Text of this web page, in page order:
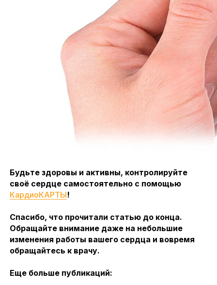
Будьте здоровы и активны, контролируйте
своё сердце самостоятельно с помощью
КардиоКАРТЫ!
Спасибо, что прочитали статью до конца.
Обращайте внимание даже на небольшие
изменения работы вашего сердца и вовремя
обращайтесь к врачу.
Еще больше публикаций: